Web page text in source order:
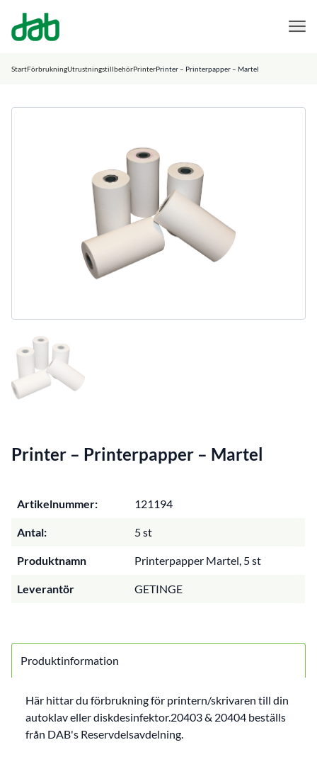
DAB Dental
StartFörbrukningUtrustningstillbehörPrinterPrinter – Printerpapper – Martel
Printer – Printerpapper – Martel
Artikelnummer: 121194
Antal: 5 st
Produktnamn Printerpapper Martel, 5 st
Leverantör GETINGE
Produktinformation
Här hittar du förbrukning för printern/skrivaren till din
autoklav eller diskdesinfektor.20403 & 20404 beställs
från DAB's Reservdelsavdelning.